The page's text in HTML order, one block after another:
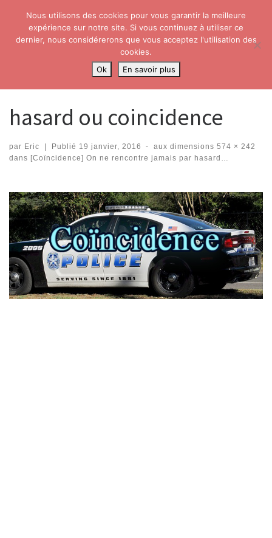
Skip to content
Search
[Coïncidence] On ne rencontre jamais par hasard…
hasard ou coincidence
par Eric | Publié 19 janvier, 2016 - aux dimensions 574 × 242
dans [Coïncidence] On ne rencontre jamais par hasard…
Navigation dans les images
Nous utilisons des cookies pour vous garantir la meilleure
expérience sur notre site. Si vous continuez à utiliser ce
dernier, nous considérerons que vous acceptez l'utilisation des
cookies.
Ok
En savoir plus